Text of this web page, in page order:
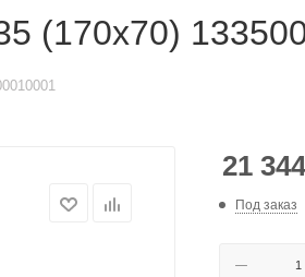
(170x70)
21 344
Под заказ